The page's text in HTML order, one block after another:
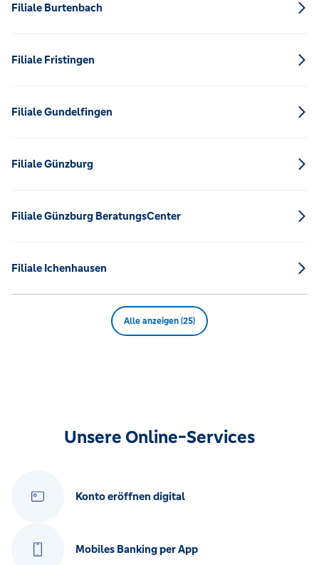
Filiale Burtenbach
Filiale Fristingen
Filiale Gundelfingen
Filiale Günzburg
Filiale Günzburg BeratungsCenter
Filiale Ichenhausen
Alle anzeigen (25)
Unsere Online-Services
Konto eröffnen digital
Mobiles Banking per App